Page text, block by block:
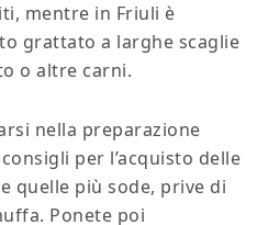
mentre in Friuli è
grattato a larghe scaglie
o altre carni.
nella preparazione
per l’acquisto delle
quelle più sode, prive di
Ponete poi